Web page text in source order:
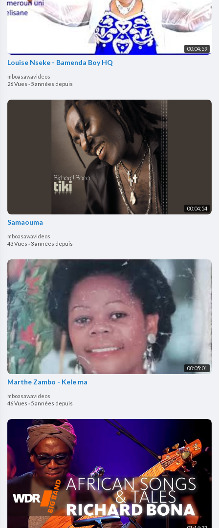
00:04:59
Louise Nseke - Bamenda Boy HQ
mboasawavideos
26 Vues · 5 années depuis
00:04:54
Samaouma
mboasawavideos
43 Vues ·3 années depuis
00:05:01
Marthe Zambo - Kele ma
mboasawavideos
46 Vues · 5 années depuis